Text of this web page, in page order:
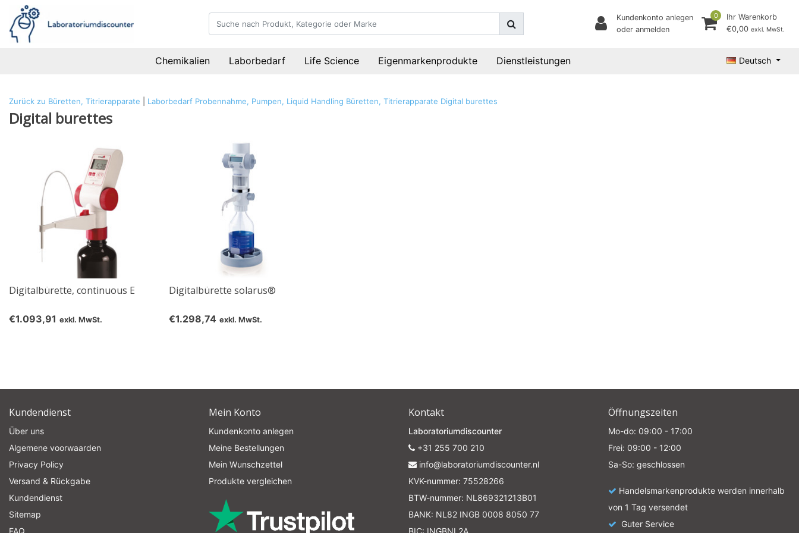
Kundenkonto anlegen
oder anmelden
0
Ihr Warenkorb
€0,00 exkl. MwSt.
Chemikalien Laborbedarf Life Science Eigenmarkenprodukte Dienstleistungen Deutsch
Zurück zu Büretten, Titrierapparate Laborbedarf Probennahme, Pumpen, Liquid Handling Büretten, Titrierapparate Digital burettes
Digital burettes
Digitalbürette, continuous E
€1.093,91 exkl. MwSt.
Digitalbürette solarus®
€1.298,74 exkl. MwSt.
Kundendienst
Über uns
Algemene voorwaarden
Privacy Policy
Versand & Rückgabe
Kundendienst
Sitemap
FAQ
Mein Konto
Kundenkonto anlegen
Meine Bestellungen
Mein Wunschzettel
Produkte vergleichen
Kontakt
Laboratoriumdiscounter
+31 255 700 210
info@laboratoriumdiscounter.nl
KVK-nummer: 75528266
BTW-nummer: NL869321213B01
BANK: NL82 INGB 0008 8050 77
BIC: INGBNL2A
Öffnungszeiten
Mo-do: 09:00 - 17:00
Frei: 09:00 - 12:00
Sa-So: geschlossen
Handelsmarkenprodukte werden innerhalb
von 1 Tag versendet
Guter Service